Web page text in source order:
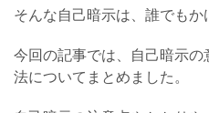
そんな自己暗示は、誰でもか
今回の記事では、自己暗示
法についてまとめました。